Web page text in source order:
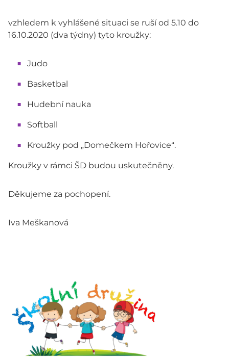
vzhledem k vyhlášené situaci se ruší od 5.10 do
16.10.2020 (dva týdny) tyto kroužky:
Judo
Basketbal
Hudební nauka
Softball
Kroužky pod „Domečkem Hořovice“.
Kroužky v rámci ŠD budou uskutečněny.
Děkujeme za pochopení.
Iva Meškanová